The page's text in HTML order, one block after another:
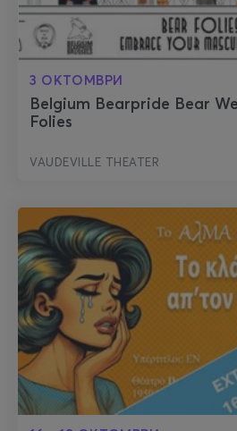
3 ОКТОМВРИ
Belgium Bearpride Bear
Folies
VAUDEVILLE THEATER